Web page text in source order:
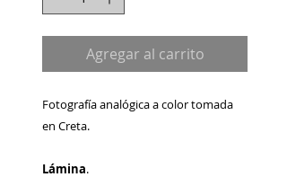
Agregar al carrito
Fotografía analógica a color tomada
en Creta.
Lámina.